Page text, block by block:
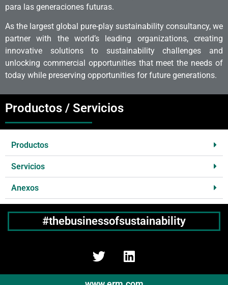
para las generaciones futuras.
As the largest global pure-play sustainability consultancy, we
partner with the world’s leading organizations, creating
innovative solutions to sustainability challenges and
unlocking commercial opportunities that meet the needs of
today while preserving opportunities for future generations.
Productos / Servicios
Productos
Servicios
Anexos
#thebusinessofsustainability